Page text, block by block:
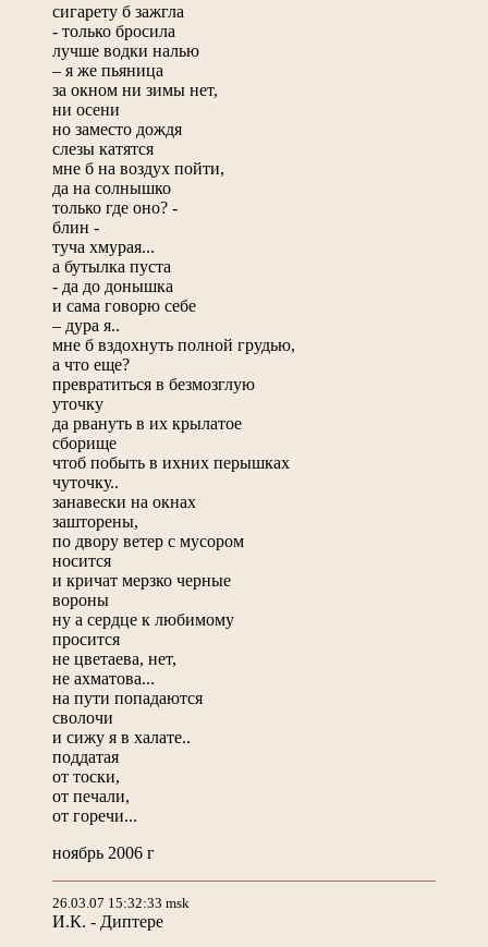
сигарету б зажгла
- только бросила
лучше водки налью
– я же пьяница
за окном ни зимы нет,
ни осени
но заместо дождя
слезы катятся
мне б на воздух пойти,
да на солнышко
только где оно? -
блин -
туча хмурая...
а бутылка пуста
- да до донышка
и сама говорю себе
– дура я..
мне б вздохнуть полной грудью,
а что еще?
превратиться в безмозглую
уточку
да рвануть в их крылатое
сборище
чтоб побыть в ихних перышках
чуточку..
занавески на окнах
зашторены,
по двору ветер с мусором
носится
и кричат мерзко черные
вороны
ну а сердце к любимому
просится
не цветаева, нет,
не ахматова...
на пути попадаются
сволочи
и сижу я в халате..
поддатая
от тоски,
от печали,
от горечи...
ноябрь 2006 г
26.03.07 15:32:33 msk
И.К. - Диптере